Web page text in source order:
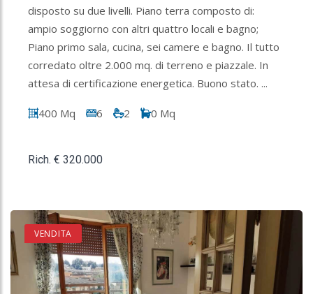
disposto su due livelli. Piano terra composto di:
ampio soggiorno con altri quattro locali e bagno;
Piano primo sala, cucina, sei camere e bagno. Il tutto
corredato oltre 2.000 mq. di terreno e piazzale. In
attesa di certificazione energetica. Buono stato. ...
400 Mq 6 2 0 Mq
Rich. € 320.000
VENDITA